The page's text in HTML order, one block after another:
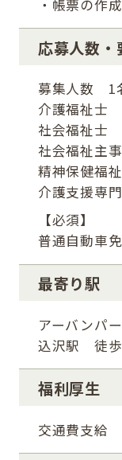
・帳票の作成
応募人数・
募集人数 1
介護福祉士
社会福祉士
社会福祉主
精神保健福
介護支援専
【必須】
普通自動車
最寄り駅
アーバンパ
込沢駅 徒
福利厚生
交通費支給